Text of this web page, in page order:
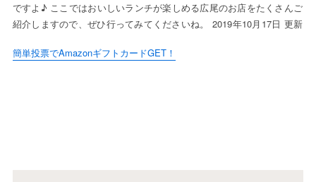
ですよ♪ ここではおいしいランチが楽しめる広尾のお店をたくさんご
紹介しますので、ぜひ行ってみてくださいね。 2019年10月17日 更新
簡単投票でAmazonギフトカードGET！